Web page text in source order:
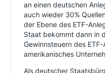
an einen deutschen
auch wieder 30%
der Ebene des ETF-
Staat bekommt dann in
Gewinnsteuern des
amerikanisches
Als deutscher